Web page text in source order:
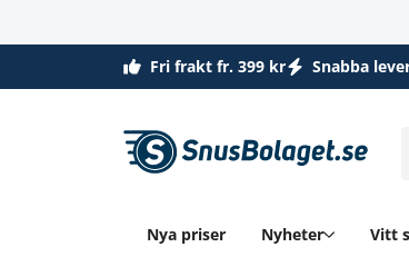
Fri frakt fr. 399 kr Snabba
Nya priser Nyheter Vitt